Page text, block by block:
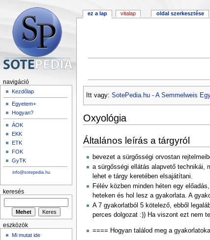
Itt vagy: SotePedia.hu - A Semmelweis
Oxyológia
Általános leírás a tárgyról
bevezet a sürgősségi orvostan
a sürgősségi ellátás alapvető technikái,
lehet e tárgy keretében elsajátítani.
Félév közben minden héten egy
heteken és hol lesz a gyakorlata. A
A 7 gyakorlatból 5 kötelező, ebből
perces dolgozat :)) Ha viszont ezt nem
==== Hogyan találod meg a
ez a lap vitalap oldal szerkesztése
navigáció
Kezdőlap
Egyetem+
Hogyan?
ÁOK
EKK
ETK
FOK
GyTK
info@sotepedia.hu
keresés
eszközök
Mi mutat ide